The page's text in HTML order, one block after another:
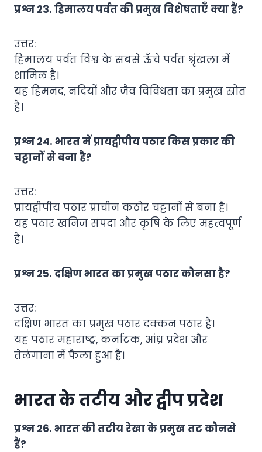
प्रश्न 23. हिमालय पर्वत की प्रमुख विशेषताएँ क्या हैं?
उत्तर:
हिमालय पर्वत विश्व के सबसे ऊँचे पर्वत श्रृंखला में
शामिल है।
यह हिमनद, नदियों और जैव विविधता का प्रमुख स्रोत
है।
प्रश्न 24. भारत में प्रायद्वीपीय पठार किस प्रकार की
चट्टानों से बना है?
उत्तर:
प्रायद्वीपीय पठार प्राचीन कठोर चट्टानों से बना है।
यह पठार खनिज संपदा और कृषि के लिए महत्वपूर्ण
है।
प्रश्न 25. दक्षिण भारत का प्रमुख पठार कौनसा है?
उत्तर:
दक्षिण भारत का प्रमुख पठार दक्कन पठार है।
यह पठार महाराष्ट्र, कर्नाटक, आंध्र प्रदेश और
तेलंगाना में फैला हुआ है।
भारत के तटीय और द्वीप प्रदेश
प्रश्न 26. भारत की तटीय रेखा के प्रमुख तट कौनसे
हैं?